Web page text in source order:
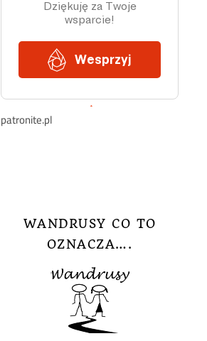
patronite.pl
WANDRUSY CO TO
OZNACZA….